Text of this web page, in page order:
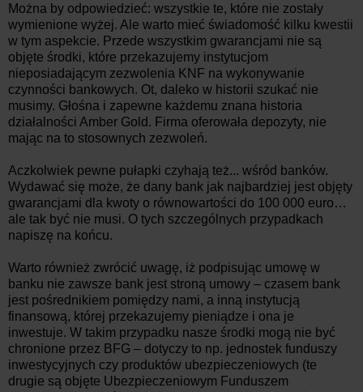
Można by odpowiedzieć: wszystkie te, które nie zostały
wymienione wyżej. Ale warto mieć świadomość kilku kwestii
w tym aspekcie. Przede wszystkim gwarancjami nie są
objęte środki, które przekazujemy instytucjom
nieposiadającym zezwolenia KNF na wykonywanie
czynności bankowych. Ot, daleko w historii szukać nie
musimy. Głośna i zapewne każdemu znana historia
działalności Amber Gold. Firma oferowała depozyty, nie
mając na to stosownych zezwoleń.
Aczkolwiek pewne pułapki czyhają też... wśród banków.
Wydawać się może, że dany bank jak najbardziej jest objęty
gwarancjami dla kwoty o równowartości do 100 000 euro…
ale tak być nie musi. O tych szczególnych przypadkach
napiszę na końcu.
Warto również zwrócić uwagę, iż podpisując umowę w
banku nie zawsze bank jest stroną umowy – czasem bank
jest pośrednikiem pomiędzy nami, a inną instytucją
finansową, której przekazujemy pieniądze i ona je
inwestuje. W takim przypadku nasze środki mogą nie być
chronione przez BFG – dotyczy to np. jednostek funduszy
inwestycyjnych czy produktów ubezpieczeniowych (te
drugie są objęte Ubezpieczeniowym Funduszem